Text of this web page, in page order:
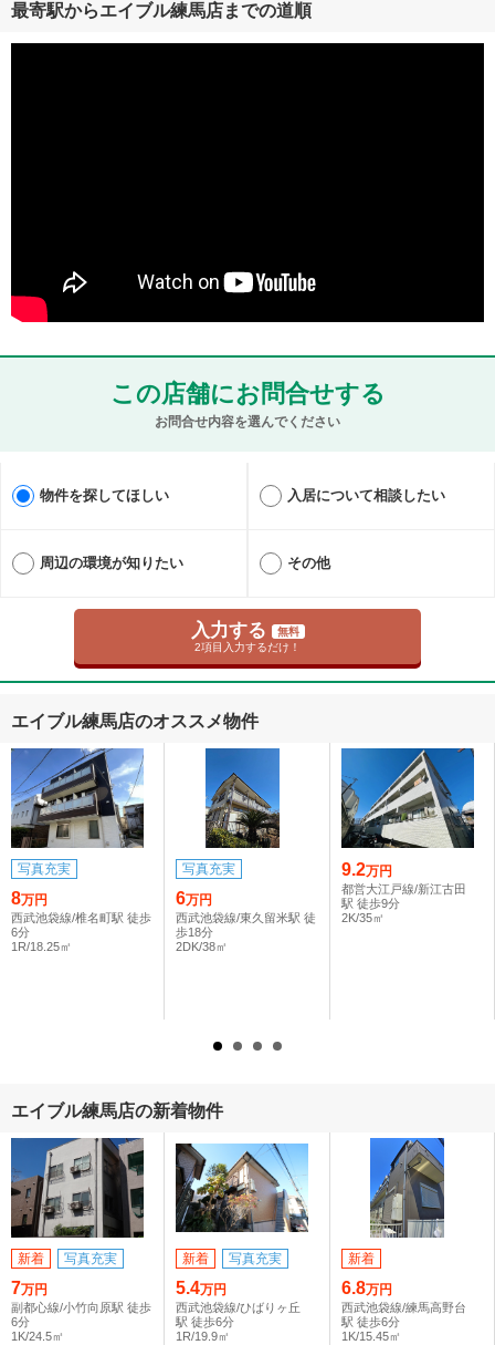
最寄駅からエイブル練馬店までの道順
この店舗にお問合せする
お問合せ内容を選んでください
物件を探してほしい 入居について相談したい
周辺の環境が知りたい その他
入力する
無料
2項目入力するだけ！
エイブル練馬店のオススメ物件
写真充実
8万円
西武池袋線/椎名町駅 徒歩
6分
1R/18.25㎡
写真充実
6万円
西武池袋線/東久留米駅 徒
歩18分
2DK/38㎡
9.2万円
都営大江戸線/新江古田
駅 徒歩9分
2K/35㎡
エイブル練馬店の新着物件
新着 写真充実
7万円
副都心線/小竹向原駅 徒歩
6分
1K/24.5㎡
新着 写真充実
5.4万円
西武池袋線/ひばりヶ丘
駅 徒歩6分
1R/19.9㎡
新着
6.8万円
西武池袋線/練馬高野台
駅 徒歩6分
1K/15.45㎡